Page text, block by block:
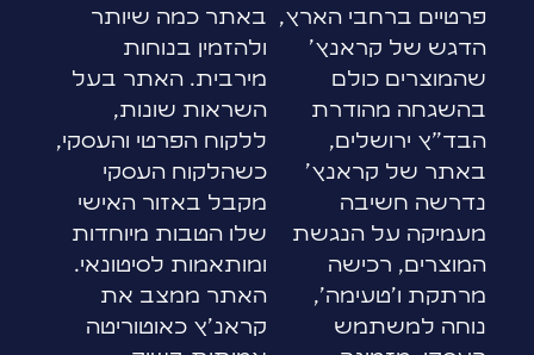
פרטיים ברחבי הארץ,
הדגש של קראנץ'
שהמוצרים כולם
בהשגחה מהודרת
הבד"ץ ירושלים,
באתר של קראנץ'
נדרשה חשיבה
מעמיקה על הנגשת
המוצרים, רכישה
מרתקת ו'טעימה',
נוחה למשתמש
באתר כמה שיותר
ולהזמין בנוחות
מירבית. האתר בעל
השראות שונות,
ללקוח הפרטי והעסקי,
כשהלקוח העסקי
מקבל באזור האישי
שלו הטבות מיוחדות
ומותאמות לסיטונאי.
האתר ממצב את
קראנ'ץ כאוטוריטה